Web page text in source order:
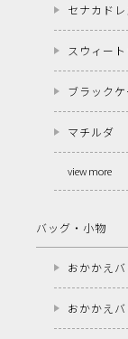
セナカド
スウィー
ブラックケ
マチルダ
view more
バッグ・小物
おかかえ
おかかえ